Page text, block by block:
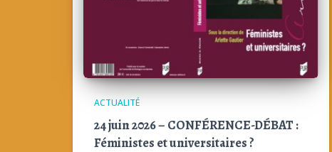
ACTUALITÉ
24 juin 2026 – CONFÉRENCE-DÉBAT :
Féministes et universitaires ?